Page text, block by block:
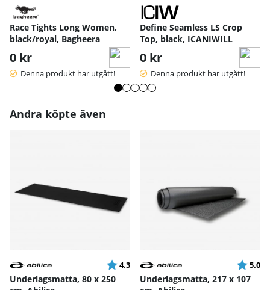
Race Tights Long Women,
black/royal, Bagheera
0 kr
Denna produkt har utgått!
Define Seamless LS Crop
Top, black, ICANIWILL
0 kr
Denna produkt har utgått!
Andra köpte även
Betyg:
4.3 utav 5 stjärnor
Underlagsmatta, 80 x 250
Betyg:
5.0
Underlagsmatta, 217 x 107